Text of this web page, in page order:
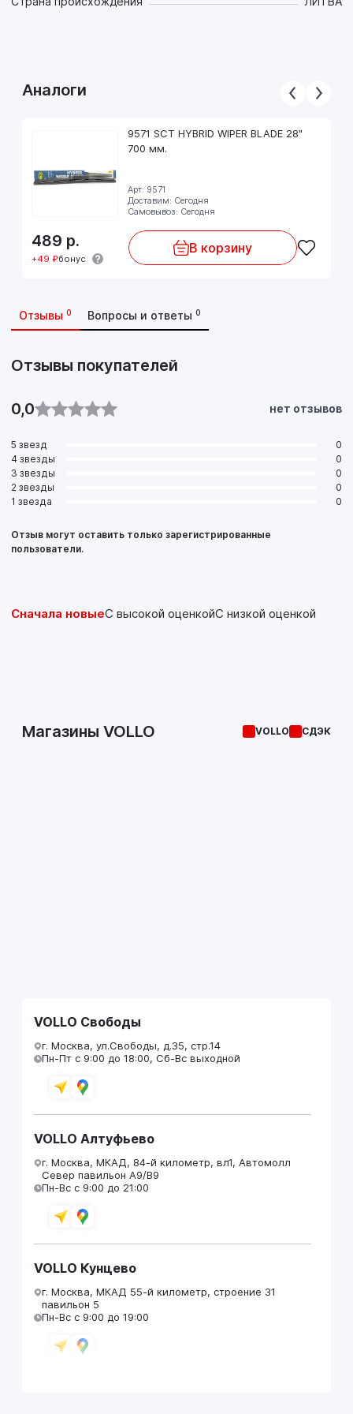
Аналоги
9571 SCT HYBRID WIPER BLADE 28"
700 мм.
Арт: 9571
Доставим: Сегодня
Самовывоз: Сегодня
489 р.
+49 ₽бонус
В корзину
Отзывы 0 Вопросы и ответы 0
Отзывы покупателей
0,0 нет отзывов
5 звезд
0
4 звезды
0
3 звезды
0
2 звезды
0
1 звезда
0
Отзыв могут оставить только зарегистрированные
пользователи.
Сначала новыеС высокой оценкойС низкой оценкой
Магазины VOLLO VOLLO СДЭК
VOLLO Свободы
г. Москва, ул.Свободы, д.35, стр.14
Пн-Пт с 9:00 до 18:00, Сб-Вс выходной
VOLLO Алтуфьево
г. Москва, МКАД, 84-й километр, вл1, Автомолл
Север павильон А9/В9
Пн-Вс с 9:00 до 21:00
VOLLO Кунцево
г. Москва, МКАД 55-й километр, строение 31
павильон 5
Пн-Вс с 9:00 до 19:00